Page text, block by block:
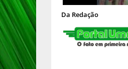
Da Redação